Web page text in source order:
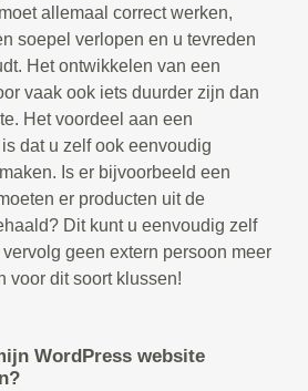
allemaal correct werken,
soepel verlopen en u tevreden
Het ontwikkelen van een
vaak ook iets duurder zijn dan
Het voordeel aan een
dat u zelf ook eenvoudig
Is er bijvoorbeeld een
er producten uit de
Dit kunt u eenvoudig zelf
geen extern persoon meer
voor dit soort klussen!
WordPress website